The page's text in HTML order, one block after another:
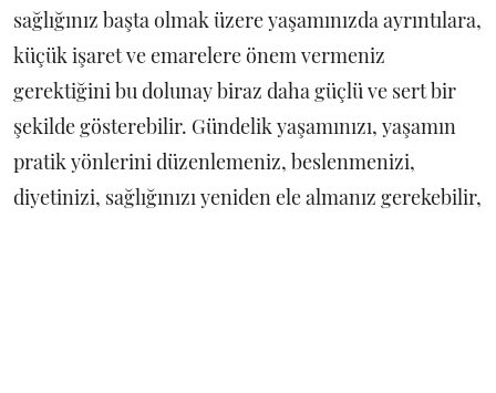
sağlığınız başta olmak üzere yaşamınızda ayrıntılara,
küçük işaret ve emarelere önem vermeniz
gerektiğini bu dolunay biraz daha güçlü ve sert bir
şekilde gösterebilir. Gündelik yaşamınızı, yaşamın
pratik yönlerini düzenlemeniz, beslenmenizi,
diyetinizi, sağlığınızı yeniden ele almanız gerekebilir,